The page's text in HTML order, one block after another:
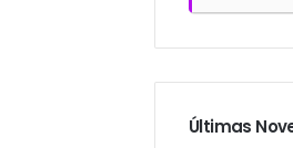
Últimas